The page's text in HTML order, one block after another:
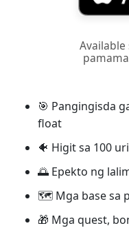
Available
🎯 Pangingisda
float
🐠 Higit sa 100
🌅 Epekto ng
🗺️ Mga base sa
🎁 Mga quest,